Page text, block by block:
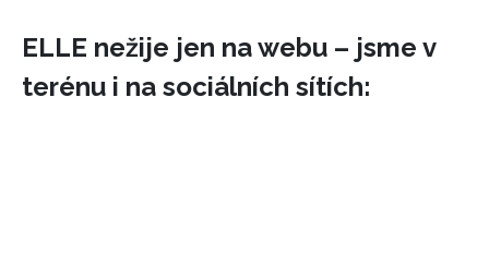
ELLE nežije jen na webu – jsme v
terénu i na sociálních sítích: